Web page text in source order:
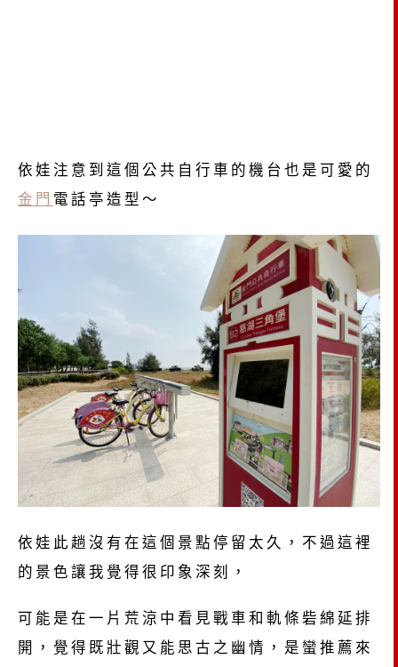
依娃注意到這個公共自行車的機台也是可愛的
金門 電話亭造型～
依娃此趟沒有在這個景點停留太久，不過這裡
的景色讓我覺得很印象深刻，
可能是在一片荒涼中看見戰車和軌條砦綿延排
開，覺得既壯觀又能思古之幽情，是蠻推薦來